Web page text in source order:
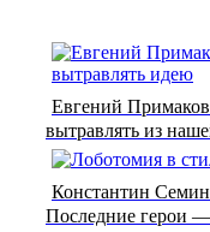
Евгений
вытравлять из
Константин
Последние герои